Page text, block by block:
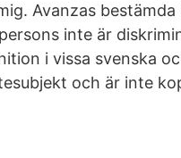
Avanzas
inte är
i vissa svenska
och är inte